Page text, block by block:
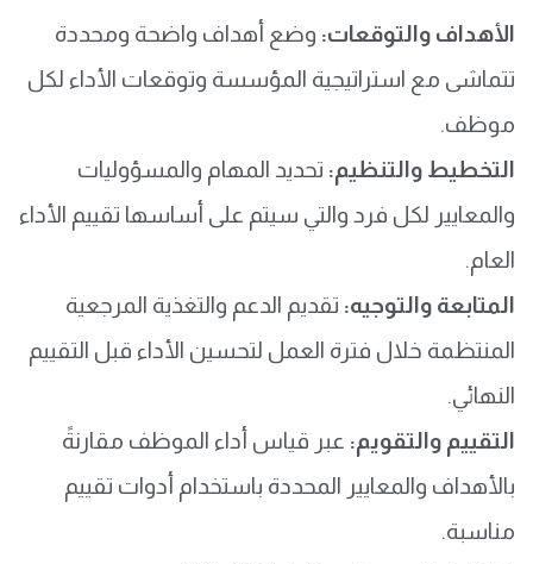
الأهداف والتوقعات: وضع أهداف واضحة ومحددة
تتماشى مع استراتيجية المؤسسة وتوقعات الأداء لكل
موظف.
التخطيط والتنظيم: تحديد المهام والمسؤوليات
والمعايير لكل فرد والتي سيتم على أساسها تقييم الأداء
العام.
المتابعة والتوجيه: تقديم الدعم والتغذية المرجعية
المنتظمة خلال فترة العمل لتحسين الأداء قبل التقييم
النهائي.
التقييم والتقويم: عبر قياس أداء الموظف مقارنةً
بالأهداف والمعايير المحددة باستخدام أدوات تقييم
مناسبة.